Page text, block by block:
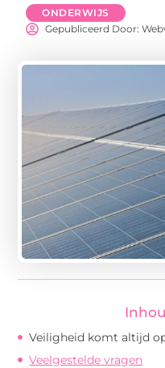
ONDERWIJS
Gepubliceerd Door:
Veiligheid komt altijd
Veelgestelde vragen